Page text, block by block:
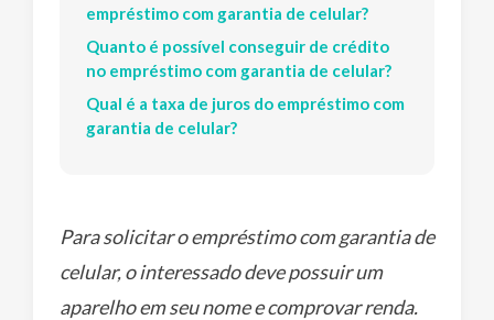
empréstimo com garantia de celular?
Quanto é possível conseguir de crédito
no empréstimo com garantia de celular?
Qual é a taxa de juros do empréstimo com
garantia de celular?
Para solicitar o empréstimo com garantia de
celular, o interessado deve possuir um
aparelho em seu nome e comprovar renda.